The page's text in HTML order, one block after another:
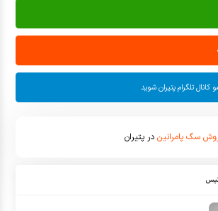
تلگرام پتیران شوید
سگ پامرانین در پتیران